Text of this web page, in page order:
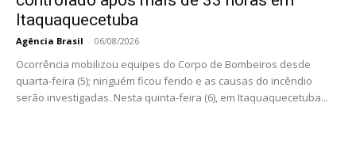
Itaquaquecetuba
Agência Brasil - 06/08/2026
Ocorrência mobilizou equipes do Corpo de Bombeiros desde
quarta-feira (5); ninguém ficou ferido e as causas do incêndio
serão investigadas. Nesta quinta-feira (6), em Itaquaquecetuba...